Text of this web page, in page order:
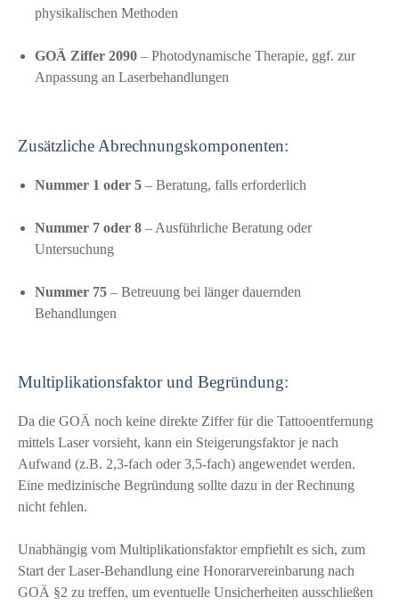
physikalischen Methoden
GOÄ Ziffer 2090 – Photodynamische Therapie, ggf. zur
Anpassung an Laserbehandlungen
Zusätzliche Abrechnungskomponenten:
Nummer 1 oder 5 – Beratung, falls erforderlich
Nummer 7 oder 8 – Ausführliche Beratung oder
Untersuchung
Nummer 75 – Betreuung bei länger dauernden
Behandlungen
Multiplikationsfaktor und Begründung:
Da die GOÄ noch keine direkte Ziffer für die Tattooentfernung
mittels Laser vorsieht, kann ein Steigerungsfaktor je nach
Aufwand (z.B. 2,3-fach oder 3,5-fach) angewendet werden.
Eine medizinische Begründung sollte dazu in der Rechnung
nicht fehlen.
Unabhängig vom Multiplikationsfaktor empfiehlt es sich, zum
Start der Laser-Behandlung eine Honorarvereinbarung nach
GOÄ §2 zu treffen, um eventuelle Unsicherheiten ausschließen